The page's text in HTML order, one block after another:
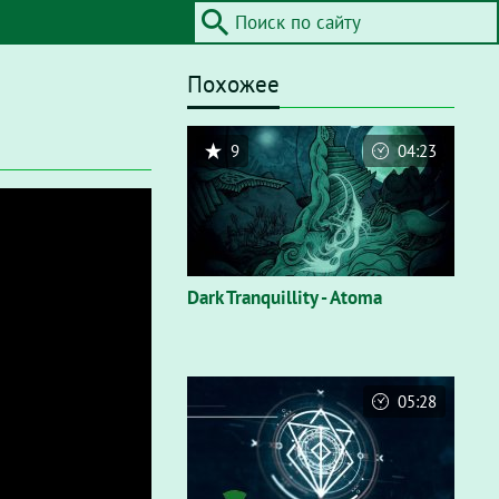
Похожее
Dark Tranquillity - Atoma
9 04:23
05:28